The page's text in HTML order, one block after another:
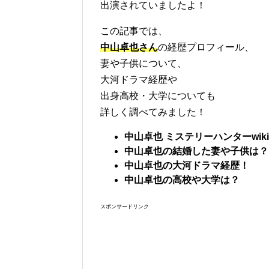
出演されていましたよ！
この記事では、
中山卓也さんの経歴プロフィール、
妻や子供について、
大河ドラマ経歴や
出身高校・大学についても
詳しく調べてみました！
中山卓也 ミステリーハンター
中山卓也の結婚した妻や子供は？
中山卓也の大河ドラマ経歴！
中山卓也の高校や大学は？
スポンサードリンク